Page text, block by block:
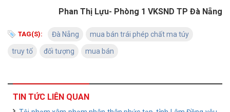
Phan Thị Lựu- Phòng 1 VKSND TP Đà Nẵng
TAG(S): Đà Nẵng mua bán trái phép chất ma túy
truy tố đối tượng mua bán
TIN TỨC LIÊN QUAN